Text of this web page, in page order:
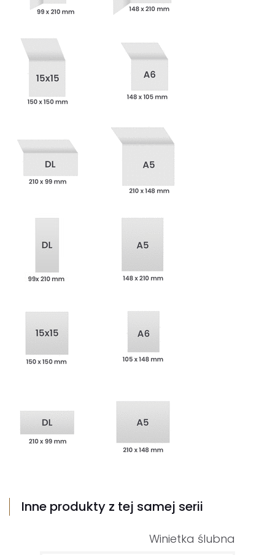
Inne produkty z tej samej serii
Winietka ślubna